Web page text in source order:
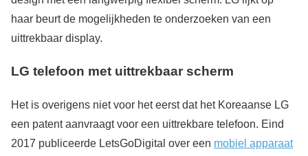
haar beurt de mogelijkheden te onderzoeken van een
uittrekbaar display.
LG telefoon met uittrekbaar scherm
Het is overigens niet voor het eerst dat het Koreaanse LG
een patent aanvraagt voor een uittrekbare telefoon. Eind
2017 publiceerde LetsGoDigital over een mobiel apparaat